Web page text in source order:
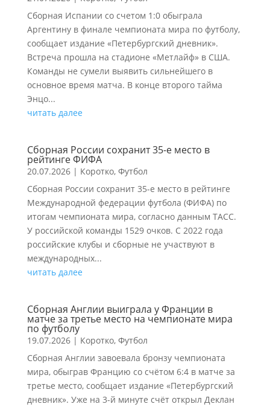
Сборная Испании со счетом 1:0 обыграла
Аргентину в финале чемпионата мира по футболу,
сообщает издание «Петербургский дневник».
Встреча прошла на стадионе «Метлайф» в США.
Команды не сумели выявить сильнейшего в
основное время матча. В конце второго тайма
Энцо...
читать далее
Сборная России сохранит 35-е место в
рейтинге ФИФА
20.07.2026| Коротко, Футбол
Сборная России сохранит 35-е место в рейтинге
Международной федерации футбола (ФИФА) по
итогам чемпионата мира, согласно данным ТАСС.
У российской команды 1529 очков. С 2022 года
российские клубы и сборные не участвуют в
международных...
читать далее
Сборная Англии выиграла у Франции в
матче за третье место на чемпионате мира
по футболу
19.07.2026| Коротко, Футбол
Сборная Англии завоевала бронзу чемпионата
мира, обыграв Францию со счётом 6:4 в матче за
третье место, сообщает издание «Петербургский
дневник». Уже на 3-й минуте счёт открыл Деклан